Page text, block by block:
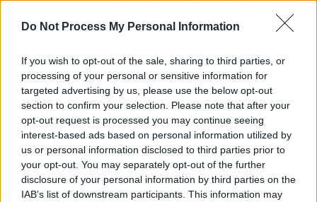
Do Not Process My Personal Information
If you wish to opt-out of the sale, sharing to third parties, or
processing of your personal or sensitive information for
targeted advertising by us, please use the below opt-out
section to confirm your selection. Please note that after your
opt-out request is processed you may continue seeing
interest-based ads based on personal information utilized by
us or personal information disclosed to third parties prior to
your opt-out. You may separately opt-out of the further
disclosure of your personal information by third parties on the
IAB’s list of downstream participants. This information may
Αρχική Βοιωτία
Δ. Θηβαίων: Δράσεις
αντιμετώπισης και
διαχείρισης της πανδημίας
Covid-19